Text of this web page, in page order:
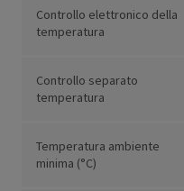
Controllo elettronico della
temperatura
Controllo separato
temperatura
Temperatura ambiente
minima (°C)